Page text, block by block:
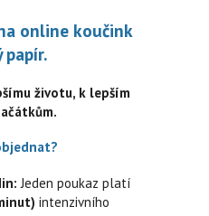
online koučink
papír.
životu, k lepším
Jeden poukaz platí
intenzivního